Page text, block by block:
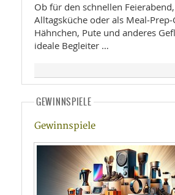
Ob für den schnellen
Alltagsküche oder als
Hähnchen, Pute und anderes
ideale Begleiter …
GEWINNSPIELE
Gewinnspiele